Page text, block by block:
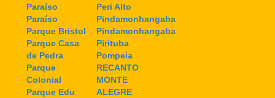
Paraíso
Paraíso
Parque Bristol
Parque Casa
de Pedra
Parque
Colonial
Parque Edu
Peri Alto
Pindamonhangaba
Pindamonhangaba
Pirituba
Pompeia
RECANTO
MONTE
ALEGRE